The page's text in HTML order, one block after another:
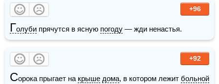
+96
Голуби прячутся в ясную погоду — жди ненастья.
+92
Сорока прыгает на крыше дома, в котором лежит больной